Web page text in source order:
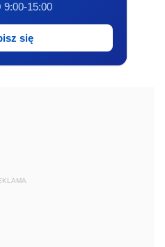
9:00-15:00
się